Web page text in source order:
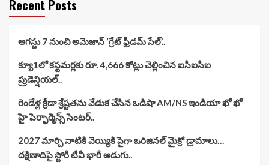
Recent Posts
ఆగస్టు 7 నుంచి అమెజాన్ ‘గ్రేట్ ఫ్రీడమ్ సేల్’..
క్యూ1లో కస్టమర్లకు రూ. 4,666 కోట్లు చెల్లించిన ఐసీఐసీఐ
ప్రుడెన్షియల్..
రెండేళ్ల క్రీడా శ్రేష్టతను వేడుక చేసిన ఒడిషా AM/NS ఇండియా ఖో ఖో
హై పెర్ఫార్మెన్స్ సెంటర్..
2027 మార్చి నాటికి వెయ్యికి పైగా ఒరిజినల్ మైక్రో డ్రామాలు…
దక్షిణాదిపై స్టోరీ టీవీ భారీ అడుగు..